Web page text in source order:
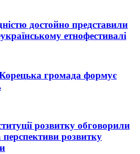
достойно представили
етнофестивалі
Корецька громада формує
розвитку обговорили
перспективи розвитку